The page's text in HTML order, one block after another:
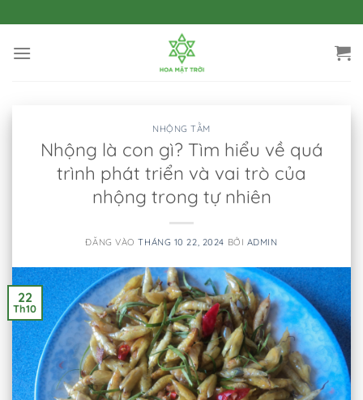
qua
nội
NHỘNG TẰM
Nhộng là con gì? Tìm hiểu về quá
trình phát triển và vai trò của
nhộng trong tự nhiên
ĐĂNG VÀOTHÁNG 10 22, 2024 BỞI ADMIN
22
Th10